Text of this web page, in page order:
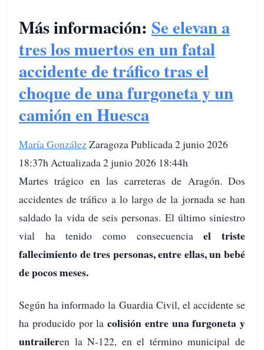
Más información: Se elevan a
tres los muertos en un fatal
accidente de tráfico tras el
choque de una furgoneta y un
camión en Huesca
María GonzálezZaragoza Publicada 2 junio 2026
18:37h Actualizada 2 junio 2026 18:44h
Martes trágico en las carreteras de Aragón. Dos
accidentes de tráfico a lo largo de la jornada se han
saldado la vida de seis personas. El último siniestro
vial ha tenido como consecuenciael triste
fallecimiento de tres personas, entre ellas, un bebé
de pocos meses.
Según ha informado la Guardia Civil, el accidente se
ha producido por la colisión entre una furgoneta y
untraileren la N-122, en el término municipal de